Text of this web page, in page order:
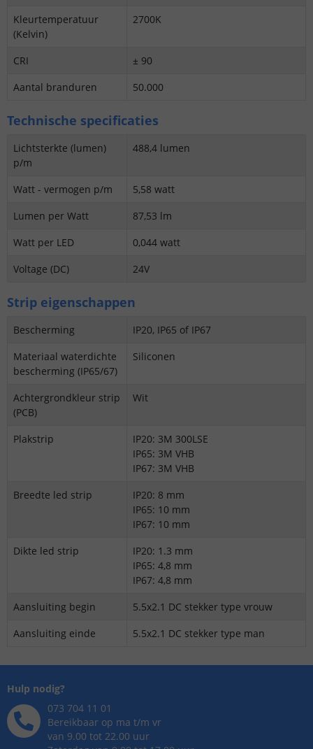
Kleurtemperatuur
(Kelvin)
2700K
CRI
± 90
Aantal branduren
50.000
Technische specificaties
Lichtsterkte (lumen)
p/m
488,4 lumen
Watt - vermogen p/m
5,58 watt
Lumen per Watt
87,53 lm
Watt per LED
0,044 watt
Voltage (DC)
24V
Strip eigenschappen
Bescherming
IP20, IP65 of IP67
Materiaal waterdichte
bescherming (IP65/67)
Siliconen
Achtergrondkleur strip
(PCB)
Wit
Plakstrip
IP20: 3M 300LSE
IP65: 3M VHB
IP67: 3M VHB
Breedte led strip
IP20: 8 mm
IP65: 10 mm
IP67: 10 mm
Dikte led strip
IP20: 1.3 mm
IP65: 4,8 mm
IP67: 4,8 mm
Aansluiting begin
5.5x2.1 DC stekker type vrouw
Aansluiting einde
5.5x2.1 DC stekker type man
Hulp nodig?
073 704 11 01
Bereikbaar op ma t/m vr
van 9.00 tot 22.00 uur